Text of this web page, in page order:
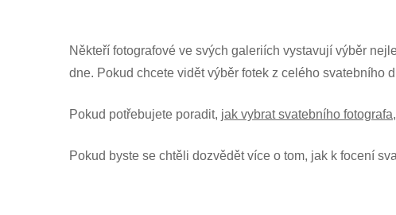
Někteří fotografové ve svých galeriích vystavují výběr
dne. Pokud chcete vidět výběr fotek z celého svatebního
Pokud potřebujete poradit, jak vybrat svatebního fotografa
Pokud byste se chtěli dozvědět více o tom, jak k focení